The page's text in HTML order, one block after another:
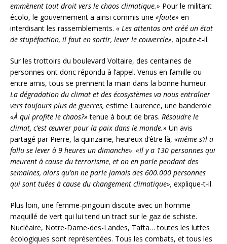
emmènent tout droit vers le chaos climatique.» Pour le militant
écolo, le gouvernement a ainsi commis une «faute» en
interdisant les rassemblements. « Les attentas ont créé un état
de stupéfaction, il faut en sortir, lever le couvercle», ajoute-t-il.
Sur les trottoirs du boulevard Voltaire, des centaines de
personnes ont donc répondu à l’appel. Venus en famille ou
entre amis, tous se prennent la main dans la bonne humeur.
La dégradation du climat et des écosystèmes va nous entraîner
vers toujours plus de guerres, estime Laurence, une banderole
«À qui profite le chaos?» tenue à bout de bras. Résoudre le
climat, c’est œuvrer pour la paix dans le monde.» Un avis
partagé par Pierre, la quinzaine, heureux d’être là, «même s’il a
fallu se lever à 9 heures un dimanche». «Il y a 130 personnes qui
meurent à cause du terrorisme, et on en parle pendant des
semaines, alors qu’on ne parle jamais des 600.000 personnes
qui sont tuées à cause du changement climatique», explique-t-il.
Plus loin, une femme-pingouin discute avec un homme
maquillé de vert qui lui tend un tract sur le gaz de schiste.
Nucléaire, Notre-Dame-des-Landes, Tafta… toutes les luttes
écologiques sont représentées. Tous les combats, et tous les